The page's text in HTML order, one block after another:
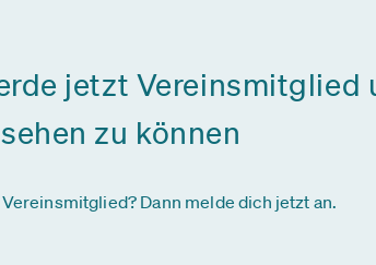
jetzt
zu können
Dann melde dich jetzt an.